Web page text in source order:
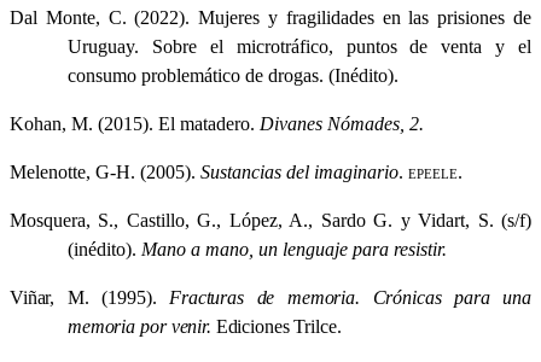
Dal Monte, C. (2022). Mujeres y fragilidades en las prisiones de
Uruguay. Sobre el microtráfico, puntos de venta y el
consumo problemático de drogas. (Inédito).
Kohan, M. (2015). El matadero. Divanes Nómades, 2.
Melenotte, G-H. (2005). Sustancias del imaginario. epeele.
Mosquera, S., Castillo, G., López, A., Sardo G. y Vidart, S. (s/f)
(inédito). Mano a mano, un lenguaje para resistir.
Viñar, M. (1995). Fracturas de memoria. Crónicas para
una
memoria por venir. Ediciones Trilce.